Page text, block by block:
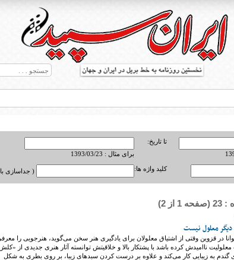
تا تاریخ:
برای مثال : 1393/03/23
کلید واژه ها: ( جداسازی
2)
معلول نیست
در قزوین وقتی از اشتیاق معلولان برای یادگیری هنر سخن می‌گوید، هنرجویی را
ناامیدش کرده باشد با پشتکار بالا و خلاقیتش توانسته آثار هنری جدیدی از
گندم به زیبایی کار می‌کند و علاوه بر درست کردن سبدهای زیبا، بر روی بطری به شکل